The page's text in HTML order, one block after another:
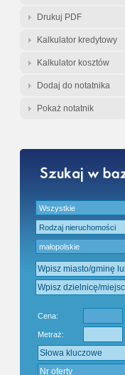
Drukuj PDF
Kalkulator kredytowy
Kalkulator kosztów
Dodaj do notatnika
Pokaż notatnik
Cena:
Metraż: